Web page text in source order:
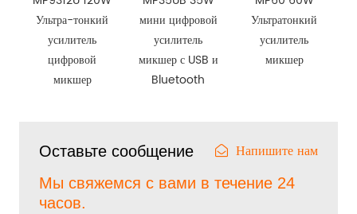
Ультра-тонкий
усилитель
цифровой
микшер
мини цифровой
усилитель
микшер с USB и
Bluetooth
Ультратонкий
усилитель
микшер
Оставьте сообщение Напишите нам
Мы свяжемся с вами в течение 24
часов.